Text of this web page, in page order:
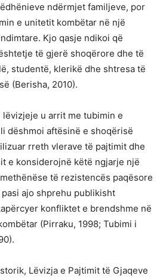
ndërmjet familjeve, por
e unitetit kombëtar në një
Kjo qasje ndikoi që
të gjerë shoqërore dhe të
studentë, klerikë dhe shtresa të
(Berisha, 2010).
lëvizjeje u arrit me tubimin e
dëshmoi aftësinë e shoqërisë
rreth vlerave të pajtimit dhe
e konsiderojnë këtë ngjarje një
të rezistencës paqësore
ajo shprehu publikisht
konfliktet e brendshme në
(Pirraku, 1998; Tubimi i
Lëvizja e Pajtimit të Gjaqeve